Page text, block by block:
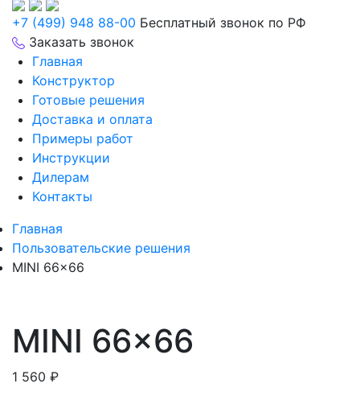
+7 (499) 948 88-00 Бесплатный звонок по РФ
Заказать звонок
Главная
Конструктор
Готовые решения
Доставка и оплата
Примеры работ
Инструкции
Дилерам
Контакты
Главная
Пользовательские решения
MINI 66×66
MINI 66×66
1 560 ₽